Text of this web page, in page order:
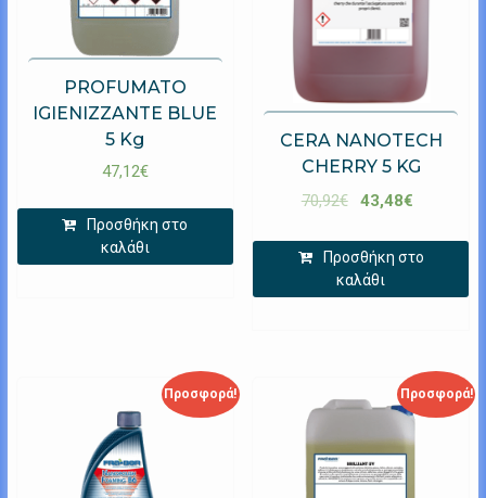
PROFUMATO
IGIENIZZANTE BLUE
5 Kg
47,12€
Προσθήκη στο
καλάθι
CERA NANOTECH
CHERRY 5 KG
70,92€ 43,48€
Προσθήκη στο
καλάθι
Προσφορά! Προσφορά!